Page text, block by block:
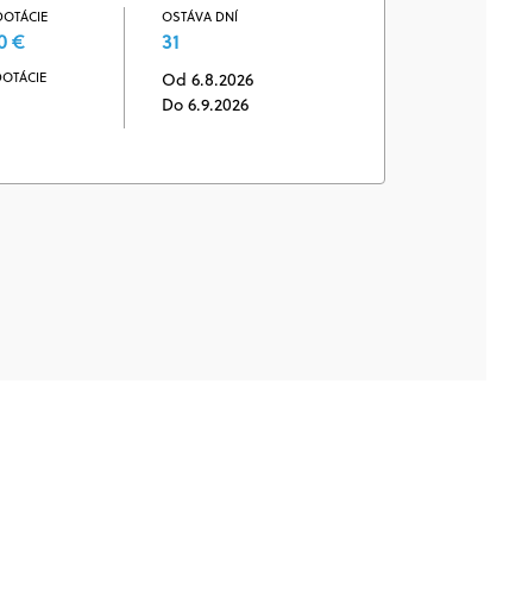
€
OSTÁVA DNÍ
31
Od 6.8.2026
Do 6.9.2026